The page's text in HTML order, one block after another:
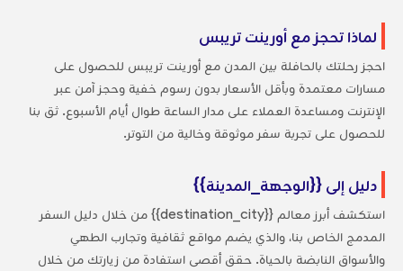
لماذا تحجز مع أورينت تريبس
احجز رحلتك بالحافلة بين المدن مع أورينت تريبس للحصول على
مسارات معتمدة وبأقل الأسعار بدون رسوم خفية وحجز آمن عبر
الإنترنت ومساعدة العملاء على مدار الساعة طوال أيام الأسبوع. ثق بنا
للحصول على تجربة سفر موثوقة وخالية من التوتر.
دليل إلى {{الوجهة_المدينة}}
استكشف أبرز معالم {{destination_city}} من خلال دليل السفر
المدمج الخاص بنا، والذي يضم مواقع ثقافية وتجارب الطهي
والأسواق النابضة بالحياة. حقق أقصى استفادة من زيارتك من خلال